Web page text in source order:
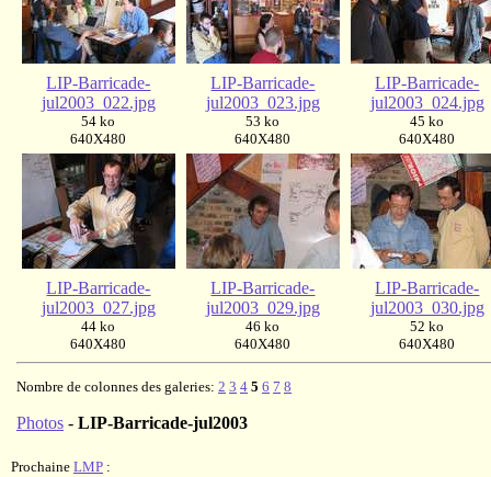
LIP-Barricade-
jul2003_022.jpg
54 ko
640X480
LIP-Barricade-
jul2003_023.jpg
53 ko
640X480
LIP-Barricade-
jul2003_024.jpg
45 ko
640X480
LIP-Barricade-
jul2003_027.jpg
44 ko
640X480
LIP-Barricade-
jul2003_029.jpg
46 ko
640X480
LIP-Barricade-
jul2003_030.jpg
52 ko
640X480
Nombre de colonnes des galeries: 2 3 4 5 6 7 8
Photos - LIP-Barricade-jul2003
Prochaine LMP :